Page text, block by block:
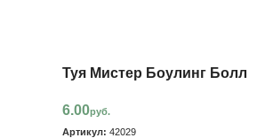
Туя Мистер Боулинг Болл
6.00руб.
Артикул: 42029